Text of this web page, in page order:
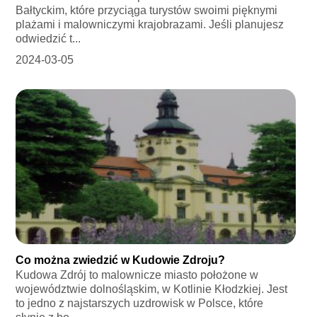
Bałtyckim, które przyciąga turystów swoimi pięknymi
plażami i malowniczymi krajobrazami. Jeśli planujesz
odwiedzić t...
2024-03-05
Co można zwiedzić w Kudowie Zdroju?
Kudowa Zdrój to malownicze miasto położone w
województwie dolnośląskim, w Kotlinie Kłodzkiej. Jest
to jedno z najstarszych uzdrowisk w Polsce, które